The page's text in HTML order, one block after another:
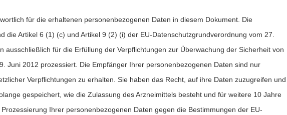
für die erhaltenen personenbezogenen Daten in diesem Dokument. Die
Artikel 6 (1) (c) und Artikel 9 (2) (i) der EU-Datenschutzgrundverordnung vom 27.
für die Erfüllung der Verpflichtungen zur Überwachung der Sicherheit von
Juni 2012 prozessiert. Die Empfänger Ihrer personenbezogenen Daten sind nur
Verpflichtungen zu erhalten. Sie haben das Recht, auf ihre Daten zuzugreifen und
gespeichert, wie die Zulassung des Arzneimittels besteht und für weitere 10 Jahre
Ihrer personenbezogenen Daten gegen die Bestimmungen der EU-